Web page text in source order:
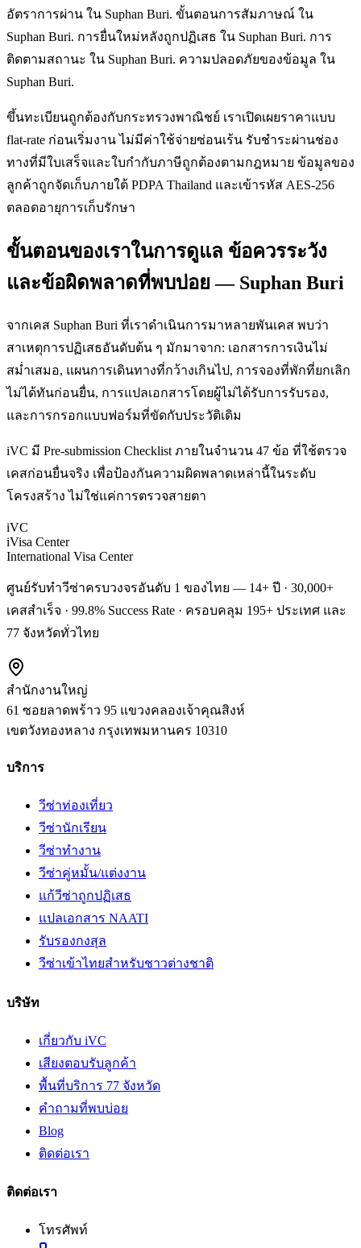
อัตราการผ่าน ใน Suphan Buri. ขั้นตอนการสัมภาษณ์ ใน
Suphan Buri. การยื่นใหม่หลังถูกปฏิเสธ ใน Suphan Buri. การ
ติดตามสถานะ ใน Suphan Buri. ความปลอดภัยของข้อมูล ใน
Suphan Buri.
ขึ้นทะเบียนถูกต้องกับกระทรวงพาณิชย์ เราเปิดเผยราคาแบบ
flat-rate ก่อนเริ่มงาน ไม่มีค่าใช้จ่ายซ่อนเร้น รับชำระผ่านช่อง
ทางที่มีใบเสร็จและใบกำกับภาษีถูกต้องตามกฎหมาย ข้อมูลของ
ลูกค้าถูกจัดเก็บภายใต้ PDPA Thailand และเข้ารหัส AES-256
ตลอดอายุการเก็บรักษา
ขั้นตอนของเราในการดูแล ข้อควรระวัง
และข้อผิดพลาดที่พบบ่อย — Suphan Buri
จากเคส Suphan Buri ที่เราดำเนินการมาหลายพันเคส พบว่า
สาเหตุการปฏิเสธอันดับต้น ๆ มักมาจาก: เอกสารการเงินไม่
สม่ำเสมอ, แผนการเดินทางที่กว้างเกินไป, การจองที่พักที่ยกเลิก
ไม่ได้ทันก่อนยื่น, การแปลเอกสารโดยผู้ไม่ได้รับการรับรอง,
และการกรอกแบบฟอร์มที่ขัดกับประวัติเดิม
iVC มี Pre-submission Checklist ภายในจำนวน 47 ข้อ ที่ใช้ตรวจ
เคสก่อนยื่นจริง เพื่อป้องกันความผิดพลาดเหล่านี้ในระดับ
โครงสร้าง ไม่ใช่แค่การตรวจสายตา
iVC
iVisa Center
International Visa Center
ศูนย์รับทำวีซ่าครบวงจรอันดับ 1 ของไทย — 14+ ปี · 30,000+
เคสสำเร็จ · 99.8% Success Rate · ครอบคลุม 195+ ประเทศ และ
77 จังหวัดทั่วไทย
สำนักงานใหญ่
61 ซอยลาดพร้าว 95 แขวงคลองเจ้าคุณสิงห์
เขตวังทองหลาง กรุงเทพมหานคร 10310
บริการ
วีซ่าท่องเที่ยว
วีซ่านักเรียน
วีซ่าทำงาน
วีซ่าคู่หมั้น/แต่งงาน
แก้วีซ่าถูกปฏิเสธ
แปลเอกสาร NAATI
รับรองกงสุล
วีซ่าเข้าไทยสำหรับชาวต่างชาติ
บริษัท
เกี่ยวกับ iVC
เสียงตอบรับลูกค้า
พื้นที่บริการ 77 จังหวัด
คำถามที่พบบ่อย
Blog
ติดต่อเรา
ติดต่อเรา
โทรศัพท์